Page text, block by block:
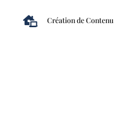
 Création de Contenu